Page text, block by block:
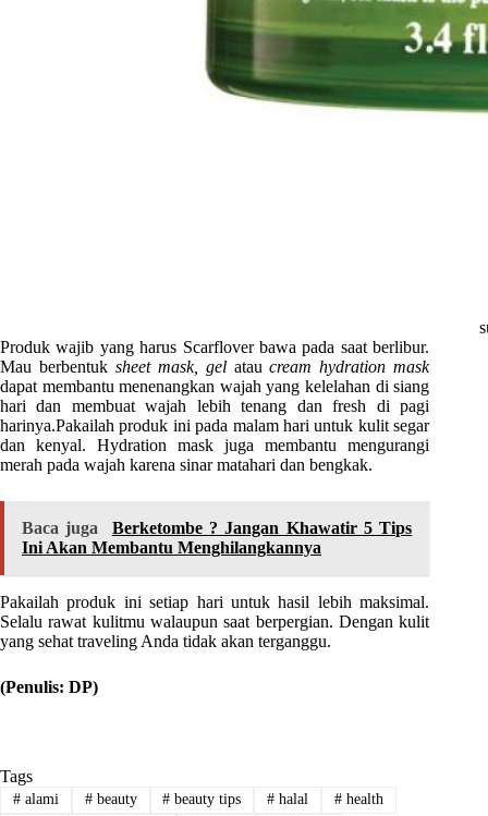
Produk wajib yang harus Scarflover bawa pada saat berlibur.
Mau berbentuk sheet mask, gelataucream hydration mask
dapat membantu menenangkan wajah yang kelelahan di siang
hari dan membuat wajah lebih tenang dan fresh di pagi
harinya.Pakailah produk ini pada malam hari untuk kulit segar
dan kenyal. Hydration mask juga membantu mengurangi
merah pada wajah karena sinar matahari dan bengkak.
Baca juga
Berketombe ? Jangan Khawatir 5 Tips
Ini Akan Membantu Menghilangkannya
Pakailah produk ini setiap hari untuk hasil lebih maksimal.
Selalu rawat kulitmu walaupun saat berpergian. Dengan kulit
yang sehat traveling Anda tidak akan terganggu.
(Penulis: DP)
Tags
#alami #beauty # beauty tips # halal # health